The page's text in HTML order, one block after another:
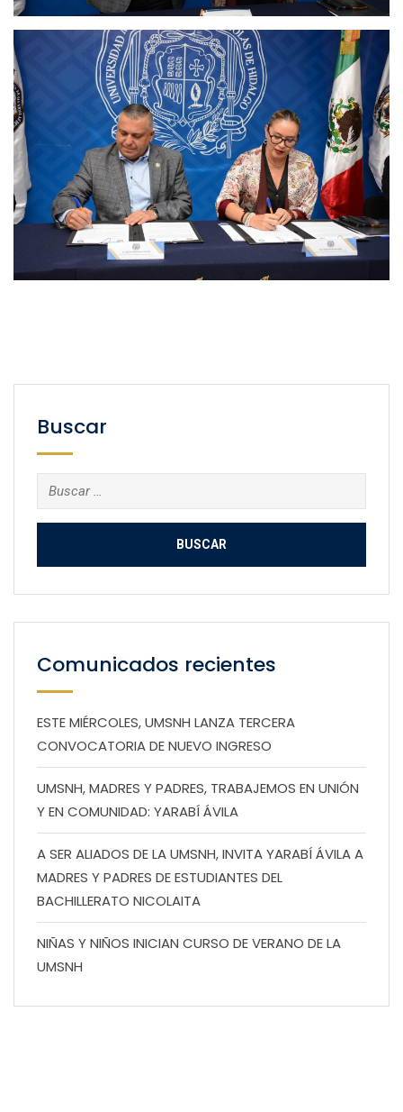
Buscar
Buscar:
Comunicados recientes
ESTE MIÉRCOLES, UMSNH LANZA TERCERA
CONVOCATORIA DE NUEVO INGRESO
UMSNH, MADRES Y PADRES, TRABAJEMOS EN UNIÓN
Y EN COMUNIDAD: YARABÍ ÁVILA
A SER ALIADOS DE LA UMSNH, INVITA YARABÍ ÁVILA A
MADRES Y PADRES DE ESTUDIANTES DEL
BACHILLERATO NICOLAITA
NIÑAS Y NIÑOS INICIAN CURSO DE VERANO DE LA
UMSNH